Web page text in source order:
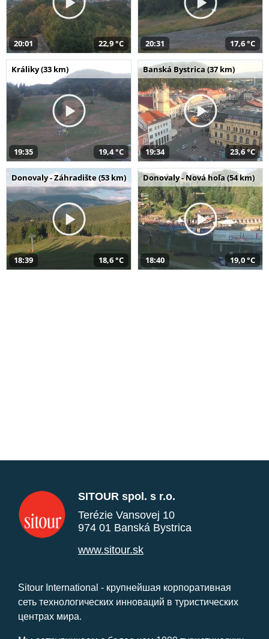
20:01 22,9 °C 20:31 17,6 °C
Králiky (33 km)
19:35 19,4 °C
Banská Bystrica (37 km)
19:34 23,6 °C
Donovaly - Záhradište (53 km)
18:39 18,6 °C
Donovaly - Nová hoľa (54 km)
18:40 19,0 °C
SITOUR spol. s r.o.
Terézie Vansovej 10
974 01 Banská Bystrica
www.sitour.sk
Sitour International - крупнейшая корпоративная
сеть технологических инноваций в туристических
центрах мира.